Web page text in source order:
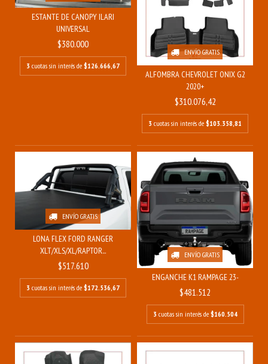
ESTANTE DE CANOPY ILARI
UNIVERSAL
$380.000
3 cuotas sin interés de $126.666,67
ENVÍO GRATIS
ALFOMBRA CHEVROLET ONIX G2
2020+
$310.076,42
3 cuotas sin interés de $103.358,81
ENVÍO GRATIS
LONA FLEX FORD RANGER
XLT/XLS/XL/RAPTOR...
$517.610
3 cuotas sin interés de $172.536,67
ENVÍO GRATIS
ENGANCHE K1 RAMPAGE 23-
$481.512
3 cuotas sin interés de $160.504